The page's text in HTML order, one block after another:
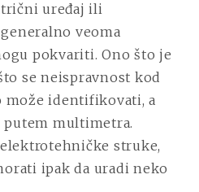
uređaj ili
veoma
pokvariti. Ono što je
se neispravnost kod
može identifikovati, a
multimetra.
struke,
ipak da uradi neko